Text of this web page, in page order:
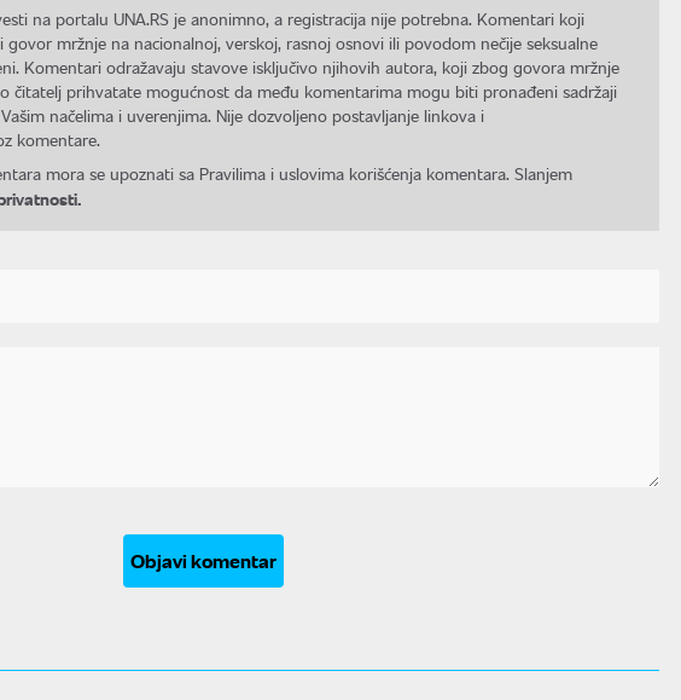
na portalu UNA.RS je anonimno, a registracija nije potrebna. Komentari koji
govor mržnje na nacionalnoj, verskoj, rasnoj osnovi ili povodom nečije seksualne
Komentari odražavaju stavove isključivo njihovih autora, koji zbog govora mržnje
čitatelj prihvatate mogućnost da među komentarima mogu biti pronađeni sadržaji
načelima i uverenjima. Nije dozvoljeno postavljanje linkova i
komentare.
mora se upoznati sa Pravilima i uslovima korišćenja komentara. Slanjem
Objavi komentar